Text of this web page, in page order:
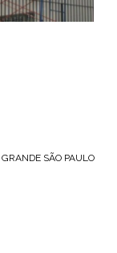
GRANDE SÃO PAULO